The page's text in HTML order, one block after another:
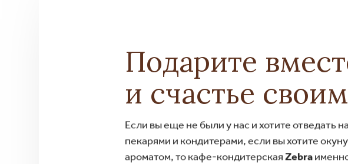
Подарите
и счастье
Если вы еще не были у нас и хотите
пекарями и кондитерами, если вы хотите
ароматом, то кафе-кондитерскаяZebra